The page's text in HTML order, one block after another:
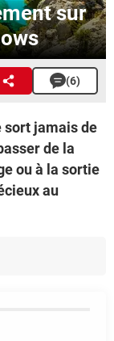
sur
(6)
sort jamais de
de la
ou à la sortie
au